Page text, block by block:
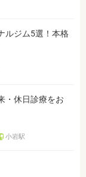
ルジム5選！本格
・休日診療をお
小岩駅